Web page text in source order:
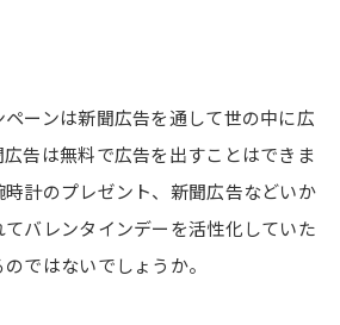
ーンは新聞広告を通して世の中に広
告は無料で広告を出すことはできま
計のプレゼント、新聞広告などいか
バレンタインデーを活性化していた
ではないでしょうか。